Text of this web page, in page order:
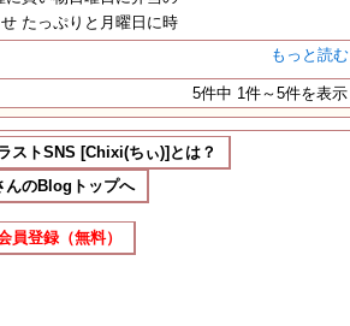
たっぷりと月曜日に時
もっと読む
5件中 1件～5件を表示
ストSNS [Chixi(ちぃ)]とは？
んのBlogトップへ
員登録（無料）